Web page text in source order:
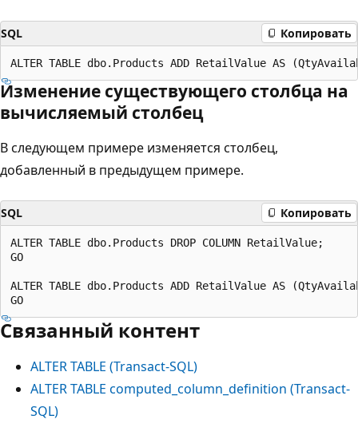
SQL Копировать
Изменение существующего столбца на
вычисляемый столбец
В следующем примере изменяется столбец,
добавленный в предыдущем примере.
SQL Копировать
ALTER TABLE dbo.Products DROP COLUMN RetailValue;
GO
ALTER TABLE dbo.Products ADD RetailValue AS
Связанный контент
ALTER TABLE (Transact-SQL)
ALTER TABLE computed_column_definition (Transact-
SQL)